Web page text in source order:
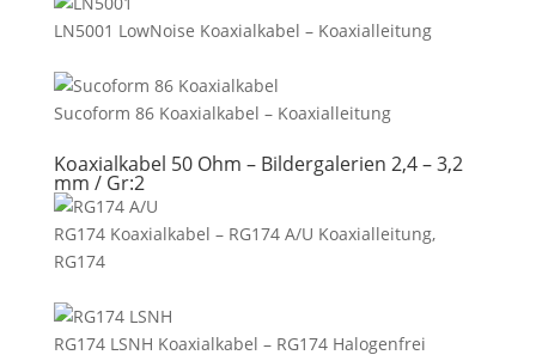
LN5001 LowNoise Koaxialkabel – Koaxialleitung
Sucoform 86 Koaxialkabel – Koaxialleitung
Koaxialkabel 50 Ohm – Bildergalerien 2,4 – 3,2
mm / Gr:2
RG174 Koaxialkabel – RG174 A/U Koaxialleitung,
RG174
RG174 LSNH Koaxialkabel – RG174 Halogenfrei